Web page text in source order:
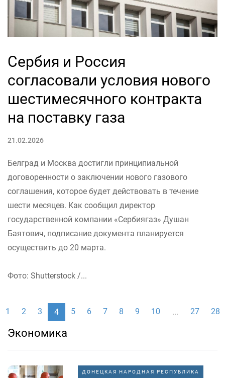
Сербия и Россия
согласовали условия нового
шестимесячного контракта
на поставку газа
21.02.2026
Белград и Москва достигли принципиальной
договоренности о заключении нового газового
соглашения, которое будет действовать в течение
шести месяцев. Как сообщил директор
государственной компании «Сербиягаз» Душан
Баятович, подписание документа планируется
осуществить до 20 марта.
Фото: Shutterstock /...
1 2 3 4 5 6 7 8 9 10 ... 27 28
Экономика
ДОНЕЦКАЯ НАРОДНАЯ РЕСПУБЛИКА